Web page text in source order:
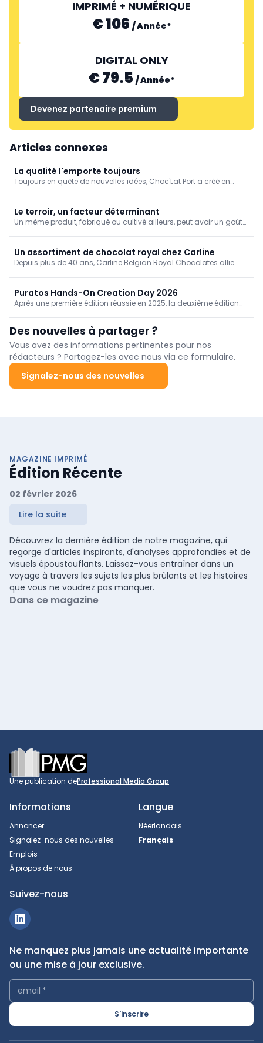
IMPRIMÉ + NUMÉRIQUE
€ 106 /Année*
DIGITAL ONLY
€ 79.5 /Année*
Devenez partenaire premium
Articles connexes
La qualité l'emporte toujours
Toujours en quête de nouvelles idées, Choc'Lat Port a créé en
des crevettes dans une praline, nous y avons vu un défi", raconte
Dominic, qui continue chaque jour à perfectionner son savoir-
Le terroir, un facteur déterminant
Un même produit, fabriqué ou cultivé ailleurs, peut avoir un goût
mi-juin. L'adresse du jour était la brasserie Lindemans, dont le
lambic est lui aussi très ancré dans la région.
Un assortiment de chocolat royal chez Carline
Depuis plus de 40 ans, Carline Belgian Royal Chocolates allie
matières premières pour sa vaste gamme de produits en
chocolat. Dans l'atelier de production, cette exigence de qualité
se traduit par un parc de machines à la pointe de la technologie.
Puratos Hands-On Creation Day 2026
Après une première édition réussie en 2025, la deuxième édition
les chocolatiers, en binômes, ont relevé les défis de création de
pralines en utilisant le contenu de 'boîtes mystère'. Matty Van
Caeseele, expert chocolat, leur a apporté son expertise et ses
conseils.
Des nouvelles à partager ?
Vous avez des informations pertinentes pour nos
rédacteurs ? Partagez-les avec nous via ce formulaire.
Signalez-nous des nouvelles
MAGAZINE IMPRIMÉ
Édition Récente
02 février 2026
Lire la suite
Découvrez la dernière édition de notre magazine, qui
regorge d'articles inspirants, d'analyses approfondies et de
visuels époustouflants. Laissez-vous entraîner dans un
voyage à travers les sujets les plus brûlants et les histoires
que vous ne voudrez pas manquer.
Dans ce magazine
Footer
Une publication deProfessional Media Group
Informations
Annoncer
Signalez-nous des nouvelles
Emplois
À propos de nous
Langue
Néerlandais
Français
Suivez-nous
Ne manquez plus jamais une actualité importante
ou une mise à jour exclusive.
email *
S'inscrire